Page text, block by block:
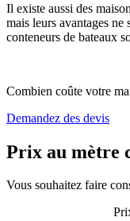
Il existe aussi des
mais leurs avantages ne
conteneurs de bateaux
Combien coûte votre
Demandez des devis
Prix au mètre
Vous souhaitez faire